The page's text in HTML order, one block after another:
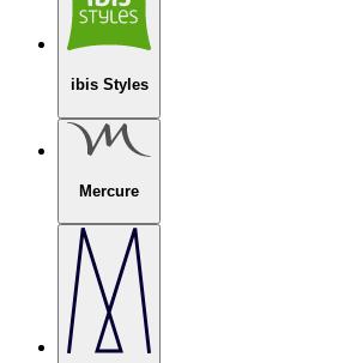
ibis Styles
Mercure